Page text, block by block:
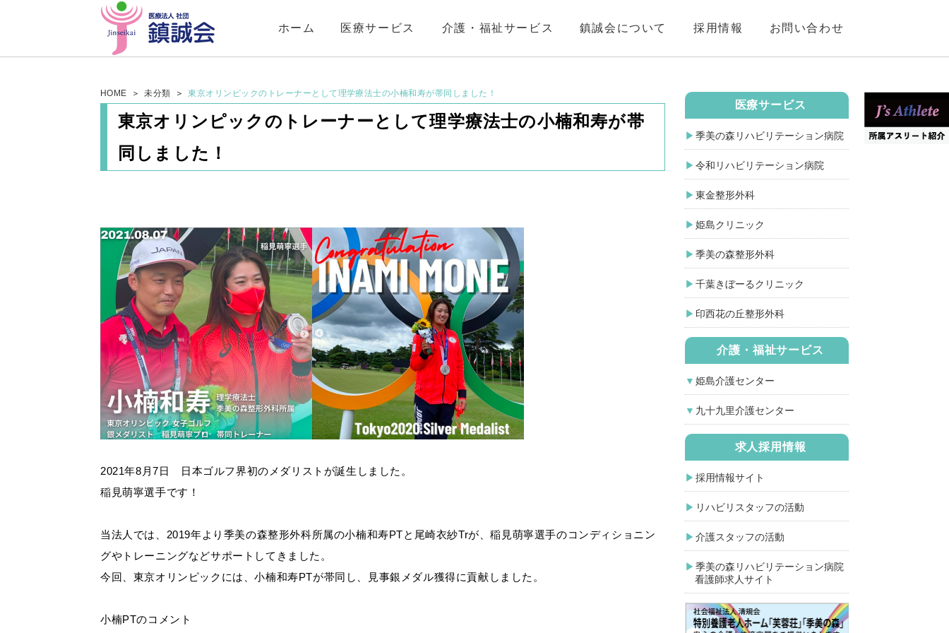
ホーム 医療サービス 介護・福祉サービス 鎮誠会について 採用情報 お問い合わせ
HOME 未分類 東京オリンピックのトレーナーとして理学療法士の小楠和寿が帯同しました！
東京オリンピックのトレーナーとして理学療法士の小楠和寿が帯
同しました！
2021年8月7日 日本ゴルフ界初のメダリストが誕生しました。
稲見萌寧選手です！
当法人では、2019年より季美の森整形外科所属の小楠和寿PTと尾崎衣紗Trが、稲見萌寧選手のコンディショニン
グやトレーニングなどサポートしてきました。
今回、東京オリンピックには、小楠和寿PTが帯同し、見事銀メダル獲得に貢献しました。
小楠PTのコメント
医療サービス
季美の森リハビリテーション病院
令和リハビリテーション病院
東金整形外科
姫島クリニック
季美の森整形外科
千葉きぼーるクリニック
印西花の丘整形外科
介護・福祉サービス
姫島介護センター
九十九里介護センター
求人採用情報
採用情報サイト
リハビリスタッフの活動
介護スタッフの活動
季美の森リハビリテーション病院
看護師求人サイト